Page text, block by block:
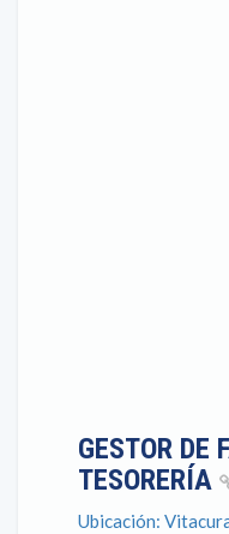
GESTOR DE
TESORERÍA
Ubicación: